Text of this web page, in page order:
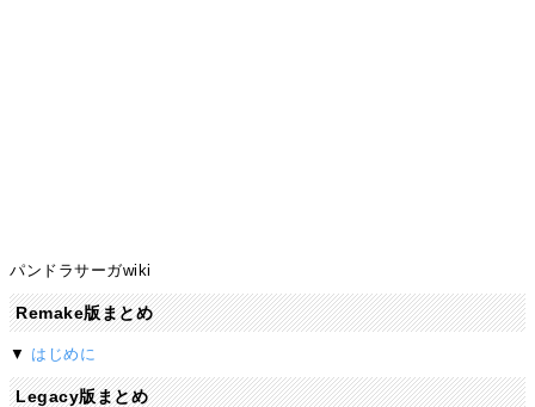
パンドラサーガwiki
Remake版まとめ
▼ はじめに
Legacy版まとめ